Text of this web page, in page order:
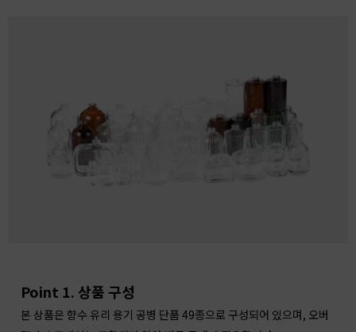
Point 1. 상품 구성
본 상품은 향수 유리 용기 공병 단품 49종으로 구성되어 있으며, 오버